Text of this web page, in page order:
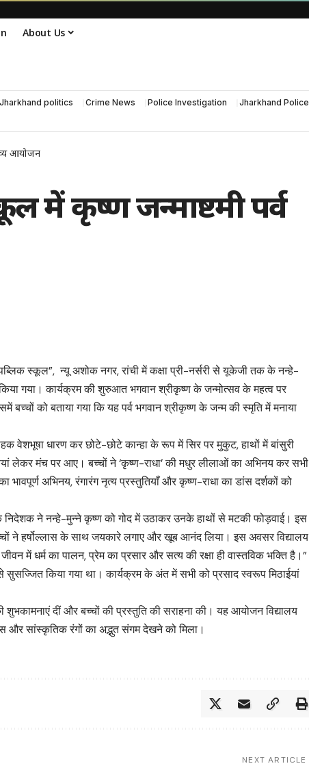
About Us
Jharkhand politics Crime News Police Investigation Jharkhand Police
आयोजन
में कृष्ण जन्माष्टमी पर्व
स्कूल”, न्यू अशोक नगर, रांची में कक्षा प्री-नर्सरी से यूकेजी तक के नन्हे-
गया। कार्यक्रम की शुरुआत भगवान श्रीकृष्ण के जन्मोत्सव के महत्व पर
को बताया गया कि यह पर्व भगवान श्रीकृष्ण के जन्म की स्मृति में मनाया
वेशभूषा धारण कर छोटे-छोटे कान्हा के रूप में सिर पर मुकुट, हाथों में बांसुरी
लेकर मंच पर आए। बच्चों ने ‘कृष्ण-राधा’ की मधुर लीलाओं का अभिनय कर सभी
अभिनय, रंगारंग नृत्य प्रस्तुतियाँ और कृष्ण-राधा का डांस दर्शकों को
निदेशक ने नन्हे-मुन्ने कृष्ण को गोद में उठाकर उनके हाथों से मटकी फोड़वाई। इस
ने हर्षोल्लास के साथ जयकारे लगाए और खूब आनंद लिया। इस अवसर विद्यालय
में धर्म का पालन, प्रेम का प्रसार और सत्य की रक्षा ही वास्तविक भक्ति है।”
किया गया था। कार्यक्रम के अंत में सभी को प्रसाद स्वरूप मिठाईयां
दीं और बच्चों की प्रस्तुति की सराहना की। यह आयोजन विद्यालय
और सांस्कृतिक रंगों का अद्भुत संगम देखने को मिला।
NEXT ARTICLE